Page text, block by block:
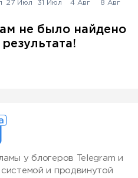
не было найдено
у блогеров Telegram и
и продвинутой